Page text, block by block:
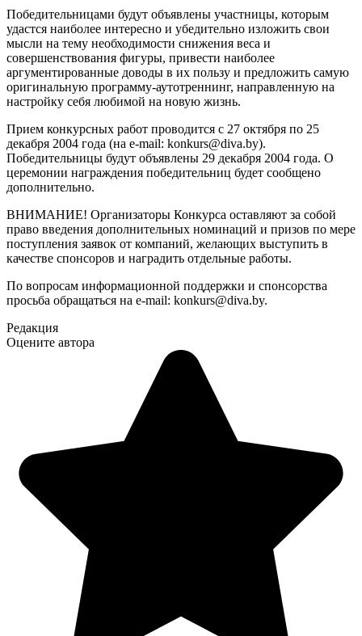
Победительницами будут объявлены участницы, которым
удастся наиболее интересно и убедительно изложить свои
мысли на тему необходимости снижения веса и
совершенствования фигуры, привести наиболее
аргументированные доводы в их пользу и предложить самую
оригинальную программу-аутотреннинг, направленную на
настройку себя любимой на новую жизнь.
Прием конкурсных работ проводится с 27 октября по 25
декабря 2004 года (на e-mail: konkurs@diva.by).
Победительницы будут объявлены 29 декабря 2004 года. О
церемонии награждения победительниц будет сообщено
дополнительно.
ВНИМАНИЕ! Организаторы Конкурса оставляют за собой
право введения дополнительных номинаций и призов по мере
поступления заявок от компаний, желающих выступить в
качестве спонсоров и наградить отдельные работы.
По вопросам информационной поддержки и спонсорства
просьба обращаться на e-mail: konkurs@diva.by.
Редакция
Оцените автора